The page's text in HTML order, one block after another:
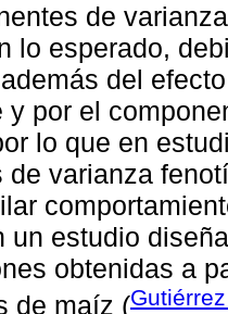
de
lo esperado,
del
y por el
lo que en
de varianza
un estudio
obtenidas a
de maíz (